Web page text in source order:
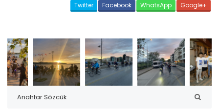
Twitter Facebook WhatsApp Google+